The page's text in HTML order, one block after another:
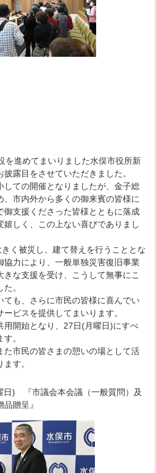
を進めてまいりました水俣市役所新
露目をさせていただきました。
しての開催となりましたが、金子総
、市内外から多くの御来賓の皆様に
御支援くださった皆様とともに落成
しく、この上ない喜びでありまし
く被災し、建て替えを行うこととな
協力により、一般単独災害復旧事業
な支援を受け、こうして無事にこ
。
ても、さらに市民の皆様に喜んでい
ビスを提供してまいります。
用開始となり、27日(月曜日)にすべ
。
た市民の皆さまの憩いの場として活
す。
日) 『市議会本会議（一般質問）及
贈呈』